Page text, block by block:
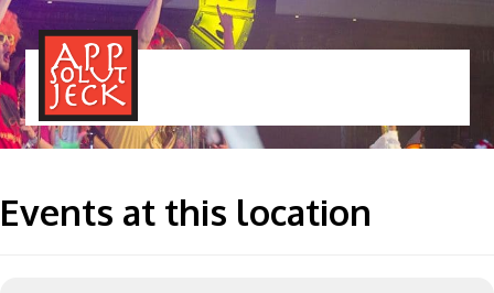
Events at this location